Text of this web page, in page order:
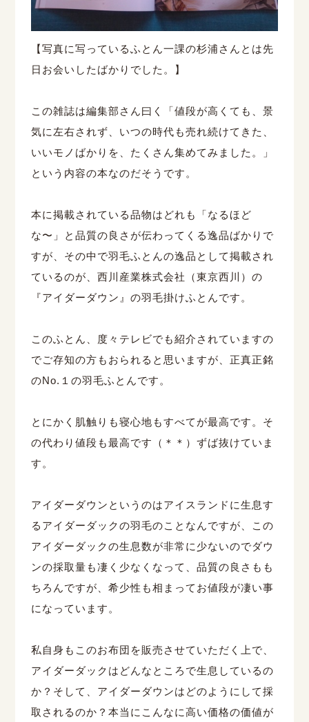
【写真に写っているふとん一課の杉浦さんとは先
日お会いしたばかりでした。】
この雑誌は編集部さん曰く「値段が高くても、景
気に左右されず、いつの時代も売れ続けてきた、
いいモノばかりを、たくさん集めてみました。」
という内容の本なのだそうです。
本に掲載されている品物はどれも「なるほど
な〜」と品質の良さが伝わってくる逸品ばかりで
すが、その中で羽毛ふとんの逸品として掲載され
ているのが、西川産業株式会社（東京西川）の
『アイダーダウン』の羽毛掛けふとんです。
このふとん、度々テレビでも紹介されていますの
でご存知の方もおられると思いますが、正真正銘
のNo.１の羽毛ふとんです。
とにかく肌触りも寝心地もすべてが最高です。そ
の代わり値段も最高です（＊＊）ずば抜けていま
す。
アイダーダウンというのはアイスランドに生息す
るアイダーダックの羽毛のことなんですが、この
アイダーダックの生息数が非常に少ないのでダウ
ンの採取量も凄く少なくなって、品質の良さもも
ちろんですが、希少性も相まってお値段が凄い事
になっています。
私自身もこのお布団を販売させていただく上で、
アイダーダックはどんなところで生息しているの
か？そして、アイダーダウンはどのようにして採
取されるのか？本当にこんなに高い価格の価値が